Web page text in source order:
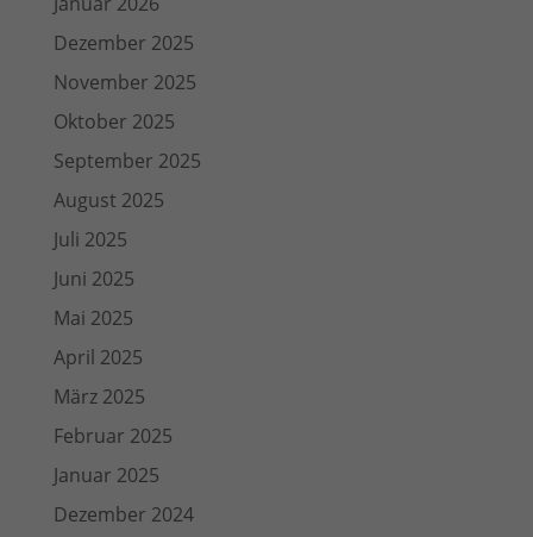
Dezember 2025
November 2025
Oktober 2025
September 2025
August 2025
Juli 2025
Juni 2025
Mai 2025
April 2025
März 2025
Februar 2025
Januar 2025
Dezember 2024